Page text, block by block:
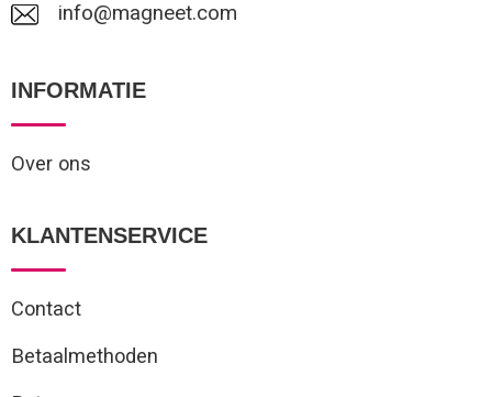
info@magneet.com
INFORMATIE
Over ons
KLANTENSERVICE
Contact
Betaalmethoden